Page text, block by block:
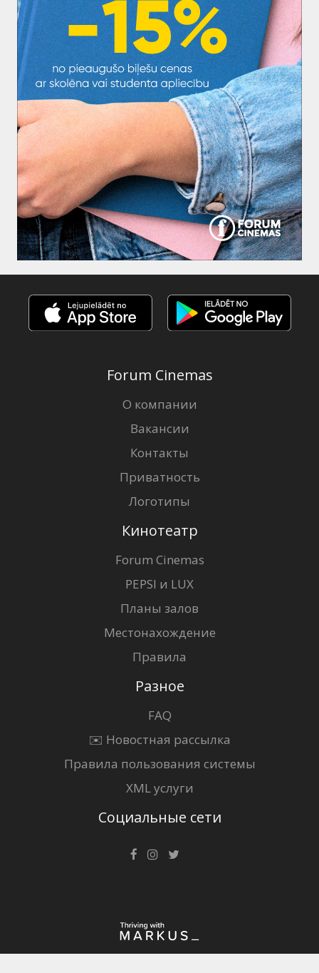
Forum Cinemas
О компании
Вакансии
Контакты
Приватность
Логотипы
Кинотеатр
Forum Cinemas
PEPSI и LUX
Планы залов
Местонахождение
Правила
Разное
FAQ
✉️ Новостная рассылка
Правила пользования системы
XML услуги
Социальные сети